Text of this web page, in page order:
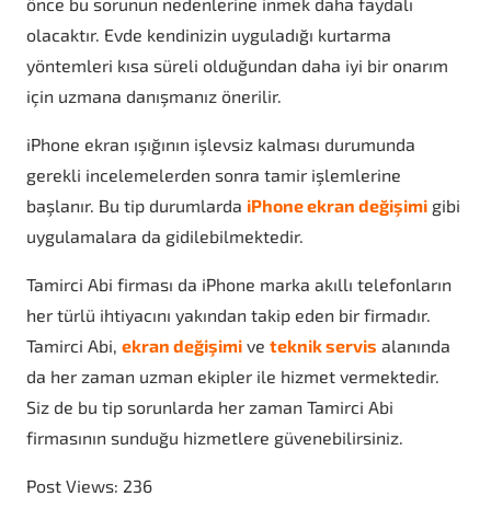
önce bu sorunun nedenlerine inmek daha faydalı
olacaktır. Evde kendinizin uyguladığı kurtarma
yöntemleri kısa süreli olduğundan daha iyi bir onarım
için uzmana danışmanız önerilir.
iPhone ekran ışığının işlevsiz kalması durumunda
gerekli incelemelerden sonra tamir işlemlerine
başlanır. Bu tip durumlarda iPhone ekran değişimi gibi
uygulamalara da gidilebilmektedir.
Tamirci Abi firması da iPhone marka akıllı telefonların
her türlü ihtiyacını yakından takip eden bir firmadır.
Tamirci Abi, ekran değişimi ve teknik servis alanında
da her zaman uzman ekipler ile hizmet vermektedir.
Siz de bu tip sorunlarda her zaman Tamirci Abi
firmasının sunduğu hizmetlere güvenebilirsiniz.
Post Views: 236